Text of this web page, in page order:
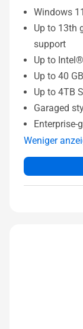
Windows
Up to 13th
support
Up to
Up to 40
Up to 4TB
Garaged
Enterprise-
Weniger